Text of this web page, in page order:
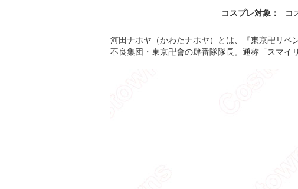
コスプレ対象：
コ
河田ナホヤ（かわたナホヤ）とは、『東京卍リベ
不良集団・東京卍會の肆番隊隊長。通称「スマイ